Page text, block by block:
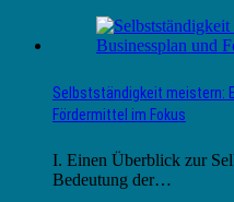
Selbstständigkeit meistern:
Fördermittel im Fokus
I. Einen Überblick zur
Bedeutung der…